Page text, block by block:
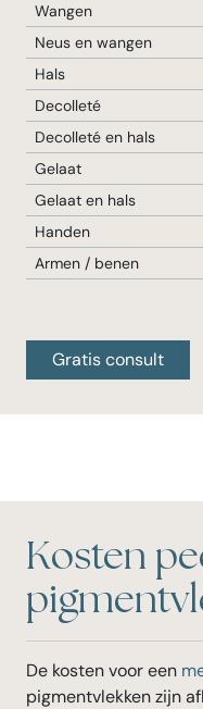
Wangen
Neus en wangen
Hals
Decolleté
Decolleté en hals
Gelaat
Gelaat en hals
Handen
Armen / benen
Gratis consult
Kosten
De kosten voor een
pigmentvlekken zijn